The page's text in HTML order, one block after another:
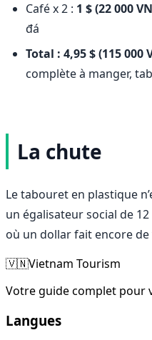
Café x 2 : 1 $ (22 000
đá
Total : 4,95 $ (115 000
complète à manger,
La chute
Le tabouret en plastique
un égalisateur social de
où un dollar fait encore
🇻🇳Vietnam Tourism
Votre guide complet pour
Langues